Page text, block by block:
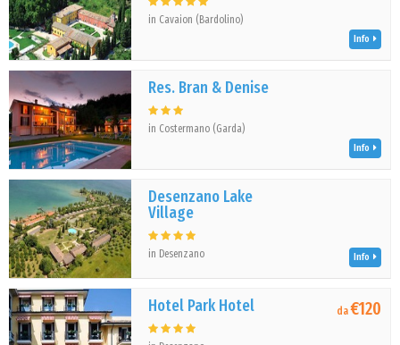
in Cavaion (Bardolino)
Info
Res. Bran & Denise
in Costermano (Garda)
Info
Desenzano Lake
Village
in Desenzano Info
Hotel Park Hotel da€120